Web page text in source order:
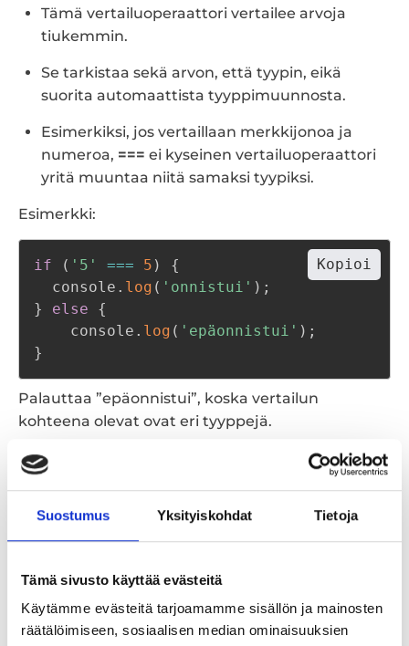
Suostumus Yksityiskohdat Tietoja
Tämä sivusto käyttää evästeitä
Käytämme evästeitä tarjoamamme sisällön ja mainosten
räätälöimiseen, sosiaalisen median ominaisuuksien
Tämä vertailuoperaattori vertailee arvoja
tiukemmin.
Se tarkistaa sekä arvon, että tyypin, eikä
suorita automaattista tyyppimuunnosta.
Esimerkiksi, jos vertaillaan merkkijonoa ja
numeroa, === ei kyseinen vertailuoperaattori
yritä muuntaa niitä samaksi tyypiksi.
Esimerkki:
if ( '5' === 5 )
{
  console
. log ( 'onnistui' ) ;
}
else
{
    console
. log ( 'epäonnistui' ) ;
}
Kopioi
Palauttaa ”epäonnistui”, koska vertailun
kohteena olevat ovat eri tyyppejä.
Suositeltavaa on käyttää vertailuoperaattorina
===
koska tällöin virheelliset vertailutulokset
Facebook Profiili
LinkedIn
Github Profiili
Snapchat